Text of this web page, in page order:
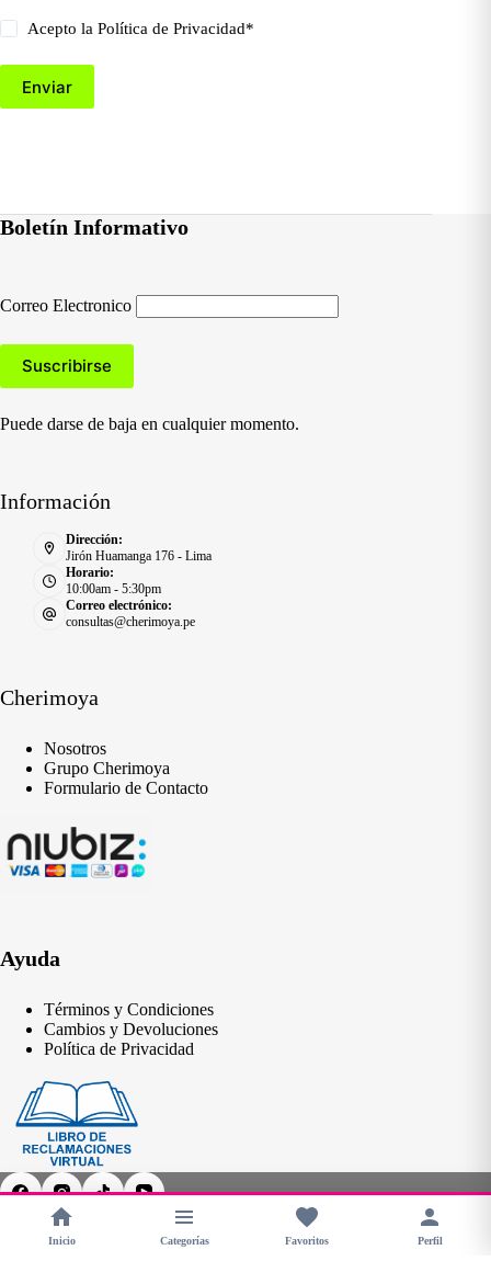
Acepto laPolítica de Privacidad*
Enviar
Boletín Informativo
Correo Electronico
Puede darse de baja en cualquier momento.
Información
Dirección:
Jirón Huamanga 176 - Lima
Horario:
10:00am - 5:30pm
Correo electrónico:
consultas@cherimoya.pe
Cherimoya
Nosotros
Grupo Cherimoya
Formulario de Contacto
Ayuda
Términos y Condiciones
Cambios y Devoluciones
Política de Privacidad
Copyright © 2026 - CHERIMOYA Perú
Inicio Categorías Favoritos Perfil